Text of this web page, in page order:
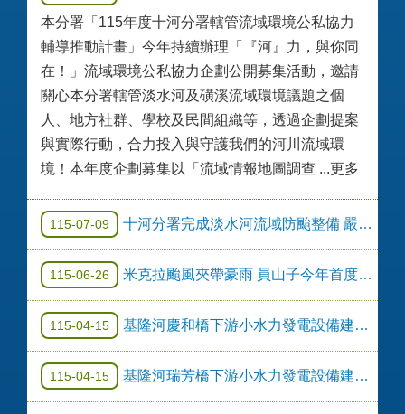
本分署「115年度十河分署轄管流域環境公私協力
輔導推動計畫」今年持續辦理「『河』力，與你同
在！」流域環境公私協力企劃公開募集活動，邀請
關心本分署轄管淡水河及磺溪流域環境議題之個
人、地方社群、學校及民間組織等，透過企劃提案
與實際行動，合力投入與守護我們的河川流域環
境！本年度企劃募集以「流域情報地圖調查 ...更多
115-07-09 十河分署完成淡水河流域防颱整備 嚴陣以待巴威颱風
115-06-26 米克拉颱風夾帶豪雨 員山子今年首度分洪
115-04-15 基隆河慶和橋下游小水力發電設備建置－公開徵求公告
115-04-15 基隆河瑞芳橋下游小水力發電設備建置－公開徵求公告